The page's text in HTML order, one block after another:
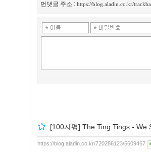
먼댓글 주소 : https://blog.aladin.co.kr/
[100자평] The Ting Tings - We
https://blog.aladin.co.kr/720286123/5609467